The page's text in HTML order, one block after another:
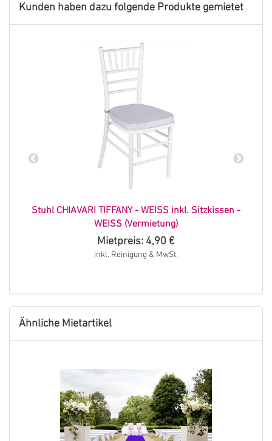
Kunden haben dazu folgende Produkte gemietet
Stuhl CHIAVARI TIFFANY - WEISS inkl. Sitzkissen -
WEISS (Vermietung)
Mietpreis: 4,90 €
inkl. Reinigung & MwSt.
Ähnliche Mietartikel